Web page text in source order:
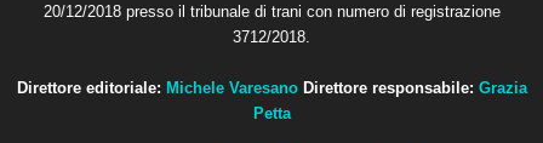
20/12/2018 presso il tribunale di trani con numero di registrazione
3712/2018.
Direttore editoriale: Michele Varesano Direttore responsabile: Grazia
Petta